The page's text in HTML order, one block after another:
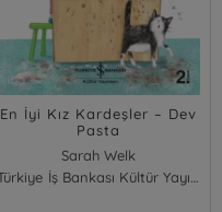
En İyi Kız Kardeşler – Dev
Pasta
Sarah Welk
Türkiye İş Bankası Kültür Yayınları